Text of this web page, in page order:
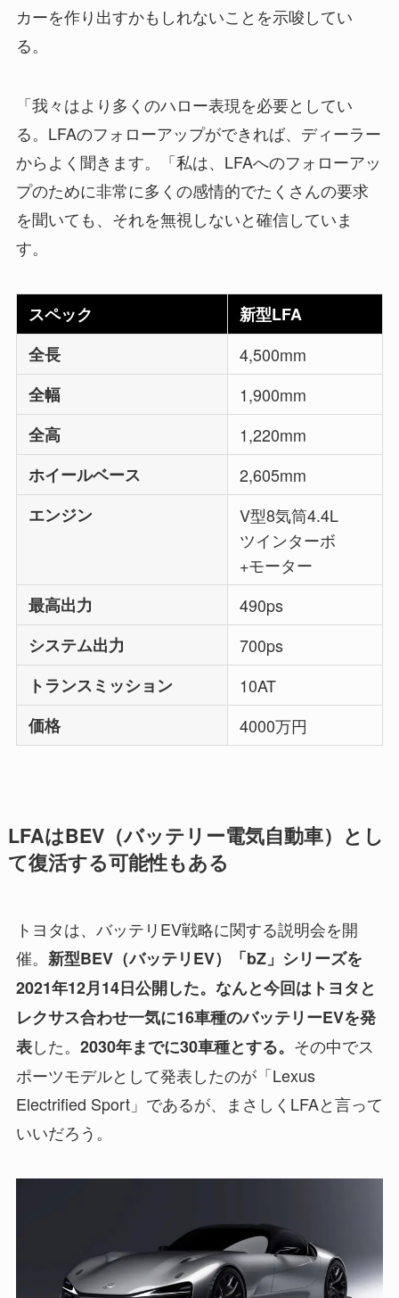
カーを作り出すかもしれないことを示唆してい
る。
「我々はより多くのハロー表現を必要としてい
る。LFAのフォローアップができれば、ディーラー
からよく聞きます。「私は、LFAへのフォローアッ
プのために非常に多くの感情的でたくさんの要求
を聞いても、それを無視しないと確信していま
す。
スペック
新型LFA
全長
4,500mm
全幅
1,900mm
全高
1,220mm
ホイールベース
2,605mm
エンジン
V型8気筒4.4L
ツインターボ
+モーター
最高出力
490ps
システム出力
700ps
トランスミッション
10AT
価格
4000万円
LFAはBEV（バッテリー電気自動車）とし
て復活する可能性もある
トヨタは、バッテリEV戦略に関する説明会を開
催。 新型BEV（バッテリEV）「bZ」シリーズを
2021年12月14日公開した。なんと今回はトヨタと
レクサス合わせ一気に16車種のバッテリーEVを発
表した。 2030年までに30車種とする。 その中でス
ポーツモデルとして発表したのが「Lexus
Electrified Sport」であるが、まさしくLFAと言って
いいだろう。